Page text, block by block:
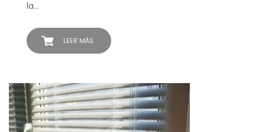
LEER MÁS
la…